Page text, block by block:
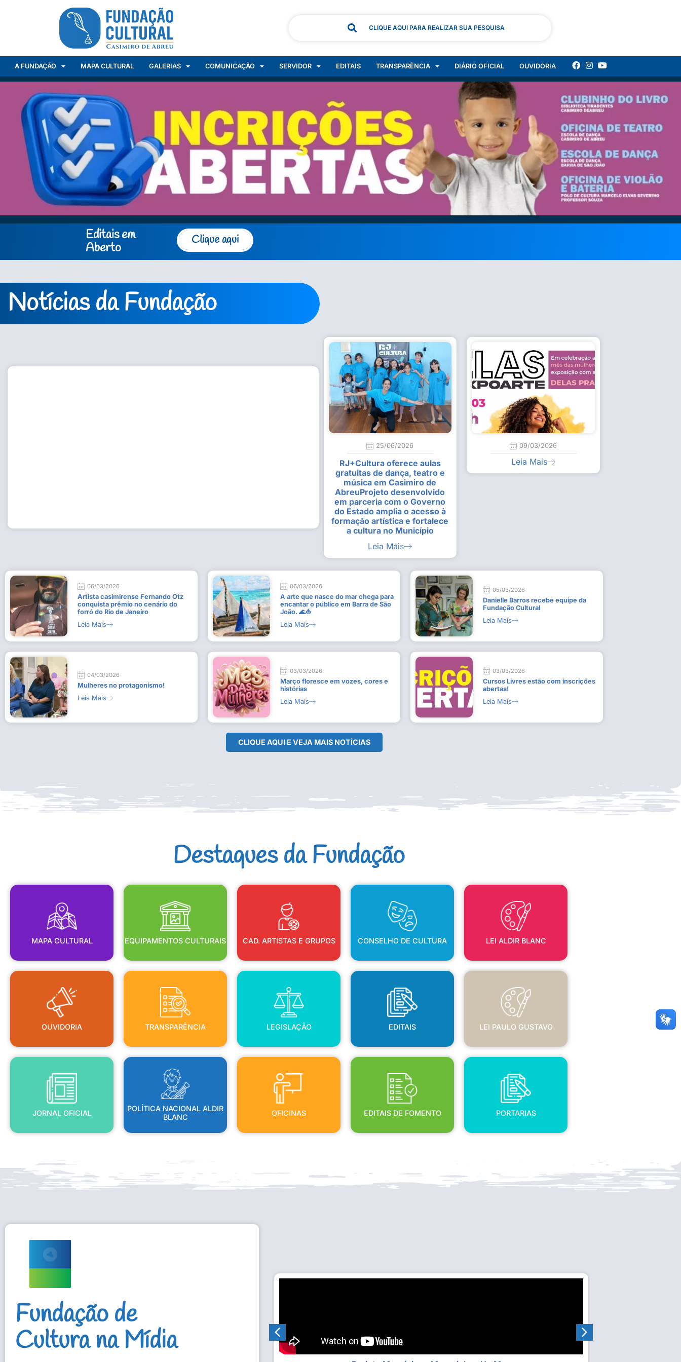
CLIQUE AQUI PARA REALIZAR SUA PESQUISA
A FUNDAÇÃO MAPA CULTURAL GALERIAS COMUNICAÇÃO SERVIDOR EDITAIS TRANSPARÊNCIA DIÁRIO OFICIAL OUVIDORIA
Editais em
Aberto
Clique aqui
Notícias da Fundação
Estudantes vivenciam experiência artística em visita guiada à exposição “Em
Busca do Divino”, em Rio Dourado
9 de julho de 2026
Leia Mais
25/06/2026
RJ+Cultura oferece aulas
gratuitas de dança, teatro e
música em Casimiro de
AbreuProjeto desenvolvido
em parceria com o Governo
do Estado amplia o acesso à
formação artística e fortalece
a cultura no Município
Leia Mais
09/03/2026
Leia Mais
06/03/2026
Artista casimirense Fernando Otz
conquista prêmio no cenário do
forró do Rio de Janeiro
Leia Mais
06/03/2026
A arte que nasce do mar chega para
encantar o público em Barra de São
João. 🌊⛵
Leia Mais
05/03/2026
Danielle Barros recebe equipe da
Fundação Cultural
Leia Mais
04/03/2026
Mulheres no protagonismo!
Leia Mais
03/03/2026
Março floresce em vozes, cores e
histórias
Leia Mais
03/03/2026
Cursos Livres estão com inscrições
abertas!
Leia Mais
CLIQUE AQUI E VEJA MAIS NOTÍCIAS
Destaques da Fundação
MAPA CULTURAL
MAPA CULTURAL
EQUIPAMENTOS CULTURAIS
EQUIPAMENTOS CULTURAIS
CAD. ARTISTAS E GRUPOS
CAD. ARTISTAS E GRUPOS
CONSELHO DE CULTURA
CONSELHO DE CULTURA
LEI ALDIR BLANC
LEI ALDIR BLANC
OUVIDORIA
OUVIDORIA
TRANSPARÊNCIA
TRANSPARÊNCIA
LEGISLAÇÃO
LEGISLAÇÃO
EDITAIS
EDITAIS
LEI PAULO GUSTAVO
LEI PAULO GUSTAVO
JORNAL OFICIAL
JORNAL OFICIAL
POLÍTICA NACIONAL ALDIR
BLANC
POLÍTICA NACIONAL ALDIR
BLANC
OFICINAS
OFICINAS
EDITAIS DE FOMENTO
EDITAIS DE FOMENTO
PORTARIAS
PORTARIAS
Fundação de
Cultura na Mídia